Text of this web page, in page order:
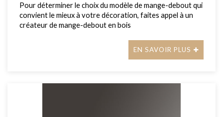
Pour déterminer le choix du modèle de mange-debout qui
convient le mieux à votre décoration, faites appel à un
créateur de mange-debout en bois
EN SAVOIR PLUS